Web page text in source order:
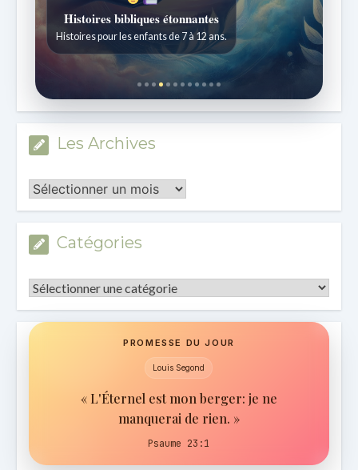
Histoires bibliques étonnantes
Histoires pour les enfants de 7 à 12 ans.
Les Archives
Les
Archives
Catégories
Catégories
PROMESSE DU JOUR
Louis Segond
« L'Éternel est mon berger: je ne
manquerai de rien. »
Psaume 23:1